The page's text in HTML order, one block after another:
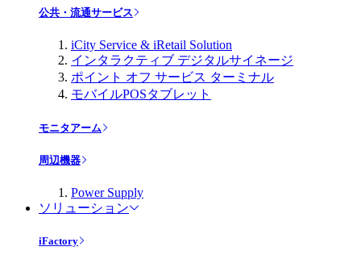
公共・流通サービス
iCity Service & iRetail Solution
インタラクティブ デジタルサイネージ
ポイント オフ サービス ターミナル
モバイルPOSタブレット
モニタアーム
周辺機器
Power Supply
ソリューション
iFactory